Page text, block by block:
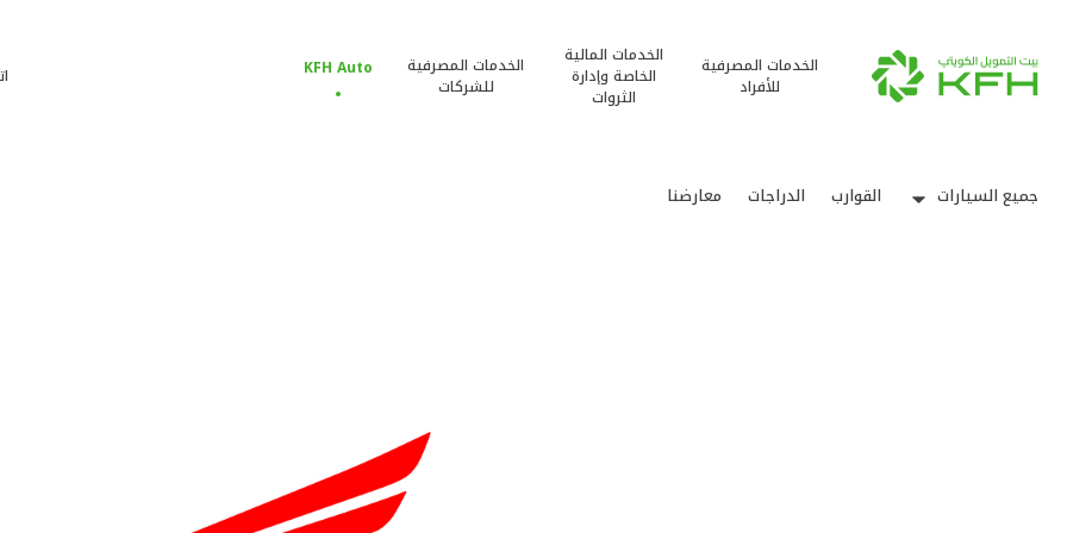
الخدمات المصرفية
للأفراد
الخدمات المالية
الخاصة وإدارة
الثروات
الخدمات المصرفية
للشركات
KFH Auto
جميع السيارات القوارب الدراجات معارضنا